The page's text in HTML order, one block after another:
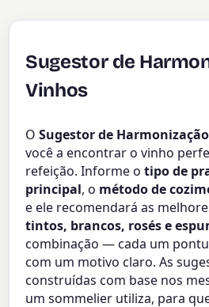
Sugestor de
Vinhos
OSugestor de
você a encontrar o vinho
refeição. Informe otipo de
principal, o método de
e ele recomendará as
tintos, brancos, rosés e
combinação — cada um
com um motivo claro. As
construídas com base nos
um sommelier utiliza, para